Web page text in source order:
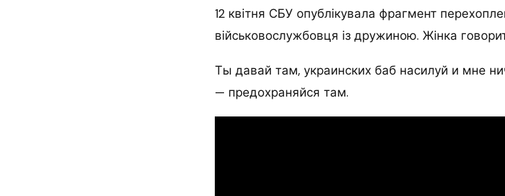
12 квітня СБУ опублікувала фрагмент
військовослужбовця із дружиною. Жінка
Ты давай там, украинских баб насилуй и мне
— предохраняйся там.